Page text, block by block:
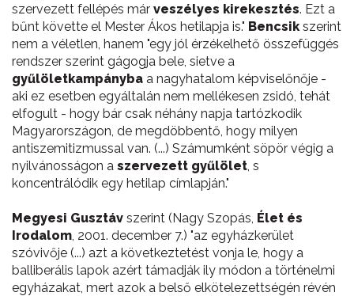
szervezett fellépés már veszélyes kirekesztés. Ezt a
bűnt követte el Mester Ákos hetilapja is." Bencsikszerint
nem a véletlen, hanem "egy jól érzékelhető összefüggés
rendszer szerint gágogja bele, sietve a
gyűlöletkampányba a nagyhatalom képviselőnője -
aki ez esetben egyáltalán nem mellékesen zsidó, tehát
elfogult - hogy bár csak néhány napja tartózkodik
Magyarországon, de megdöbbentő, hogy milyen
antiszemitizmussal van. (...) Számumként söpör végig a
nyilvánosságon a szervezett gyűlölet, s
koncentrálódik egy hetilap címlapján."
Megyesi Gusztáv szerint (Nagy Szopás, Élet és
Irodalom, 2001. december 7.) "az egyházkerület
szóvivője (...) azt a következtetést vonja le, hogy a
balliberális lapok azért támadják ily módon a történelmi
egyházakat, mert azok a belső elkötelezettségén révén